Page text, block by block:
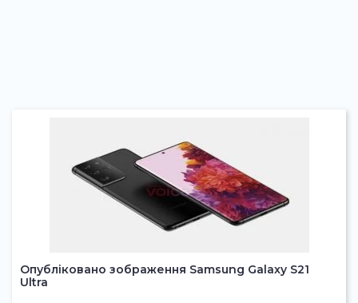
Опубліковано зображення Samsung Galaxy S21
Ultra